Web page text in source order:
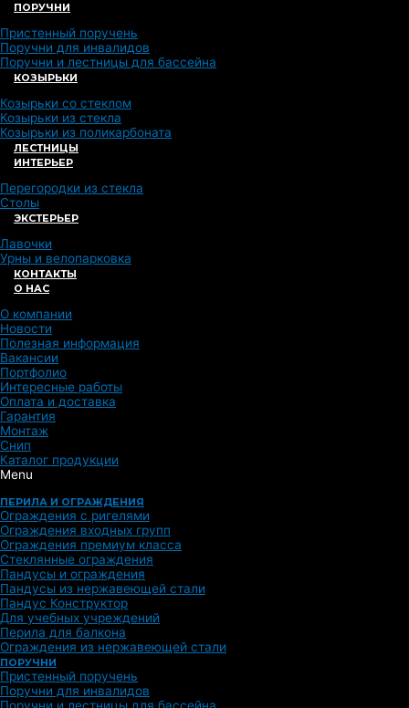
ПОРУЧНИ
Пристенный поручень
Поручни для инвалидов
Поручни и лестницы для бассейна
КОЗЫРЬКИ
Козырьки со стеклом
Козырьки из стекла
Козырьки из поликарбоната
ЛЕСТНИЦЫ
ИНТЕРЬЕР
Перегородки из стекла
Столы
ЭКСТЕРЬЕР
Лавочки
Урны и велопарковка
КОНТАКТЫ
О НАС
О компании
Новости
Полезная информация
Вакансии
Портфолио
Интересные работы
Оплата и доставка
Гарантия
Монтаж
Снип
Каталог продукции
Menu
ПЕРИЛА И ОГРАЖДЕНИЯ
Ограждения с ригелями
Ограждения входных групп
Ограждения премиум класса
Стеклянные ограждения
Пандусы и ограждения
Пандусы из нержавеющей стали
Пандус Конструктор
Для учебных учреждений
Перила для балкона
Ограждения из нержавеющей стали
ПОРУЧНИ
Пристенный поручень
Поручни для инвалидов